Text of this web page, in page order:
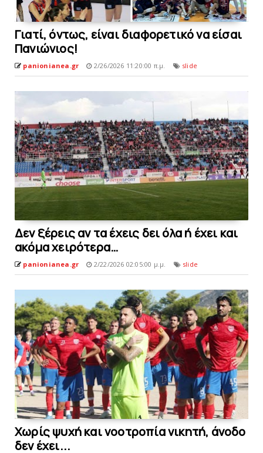
Γιατί, όντως, είναι διαφορετικό να είσαι
Πανιώνιος!
panionianea.gr 2/26/2026 11:20:00 π.μ. slide
Δεν ξέρεις αν τα έχεις δει όλα ή έχει και
ακόμα χειρότερα…
panionianea.gr 2/22/2026 02:05:00 μ.μ. slide
Xωρίς ψυχή και νοοτροπία νικητή, άνοδo
δεν έχει...